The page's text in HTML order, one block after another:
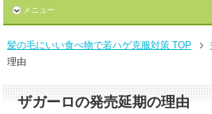
メニュー
髪の毛にいい食べ物で若ハゲ克服対策 TOP
理由
ザガーロの発売延期の理由